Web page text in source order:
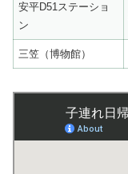
安平D51ステーショ
ン
三笠（博物館）